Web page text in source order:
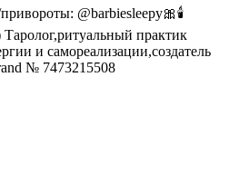
@barbiesleepy🎀🕯️
практик
и самореализации,создатель
№ 7473215508